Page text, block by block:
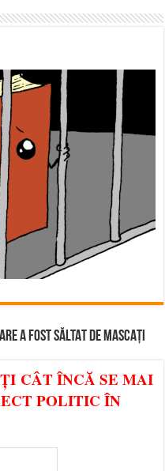
A FOST SĂLTAT DE MASCAȚI
CÂT ÎNCĂ SE MAI
POLITIC ÎN